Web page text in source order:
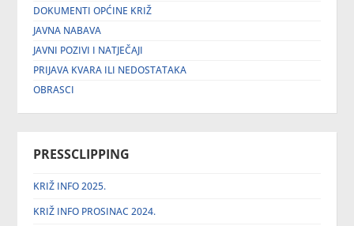
DOKUMENTI OPĆINE KRIŽ
JAVNA NABAVA
JAVNI POZIVI I NATJEČAJI
PRIJAVA KVARA ILI NEDOSTATAKA
OBRASCI
PRESSCLIPPING
KRIŽ INFO 2025.
KRIŽ INFO PROSINAC 2024.